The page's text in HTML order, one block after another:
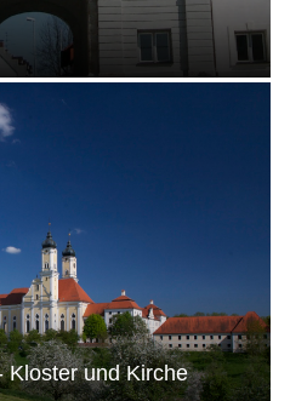
Kloster und Kirche